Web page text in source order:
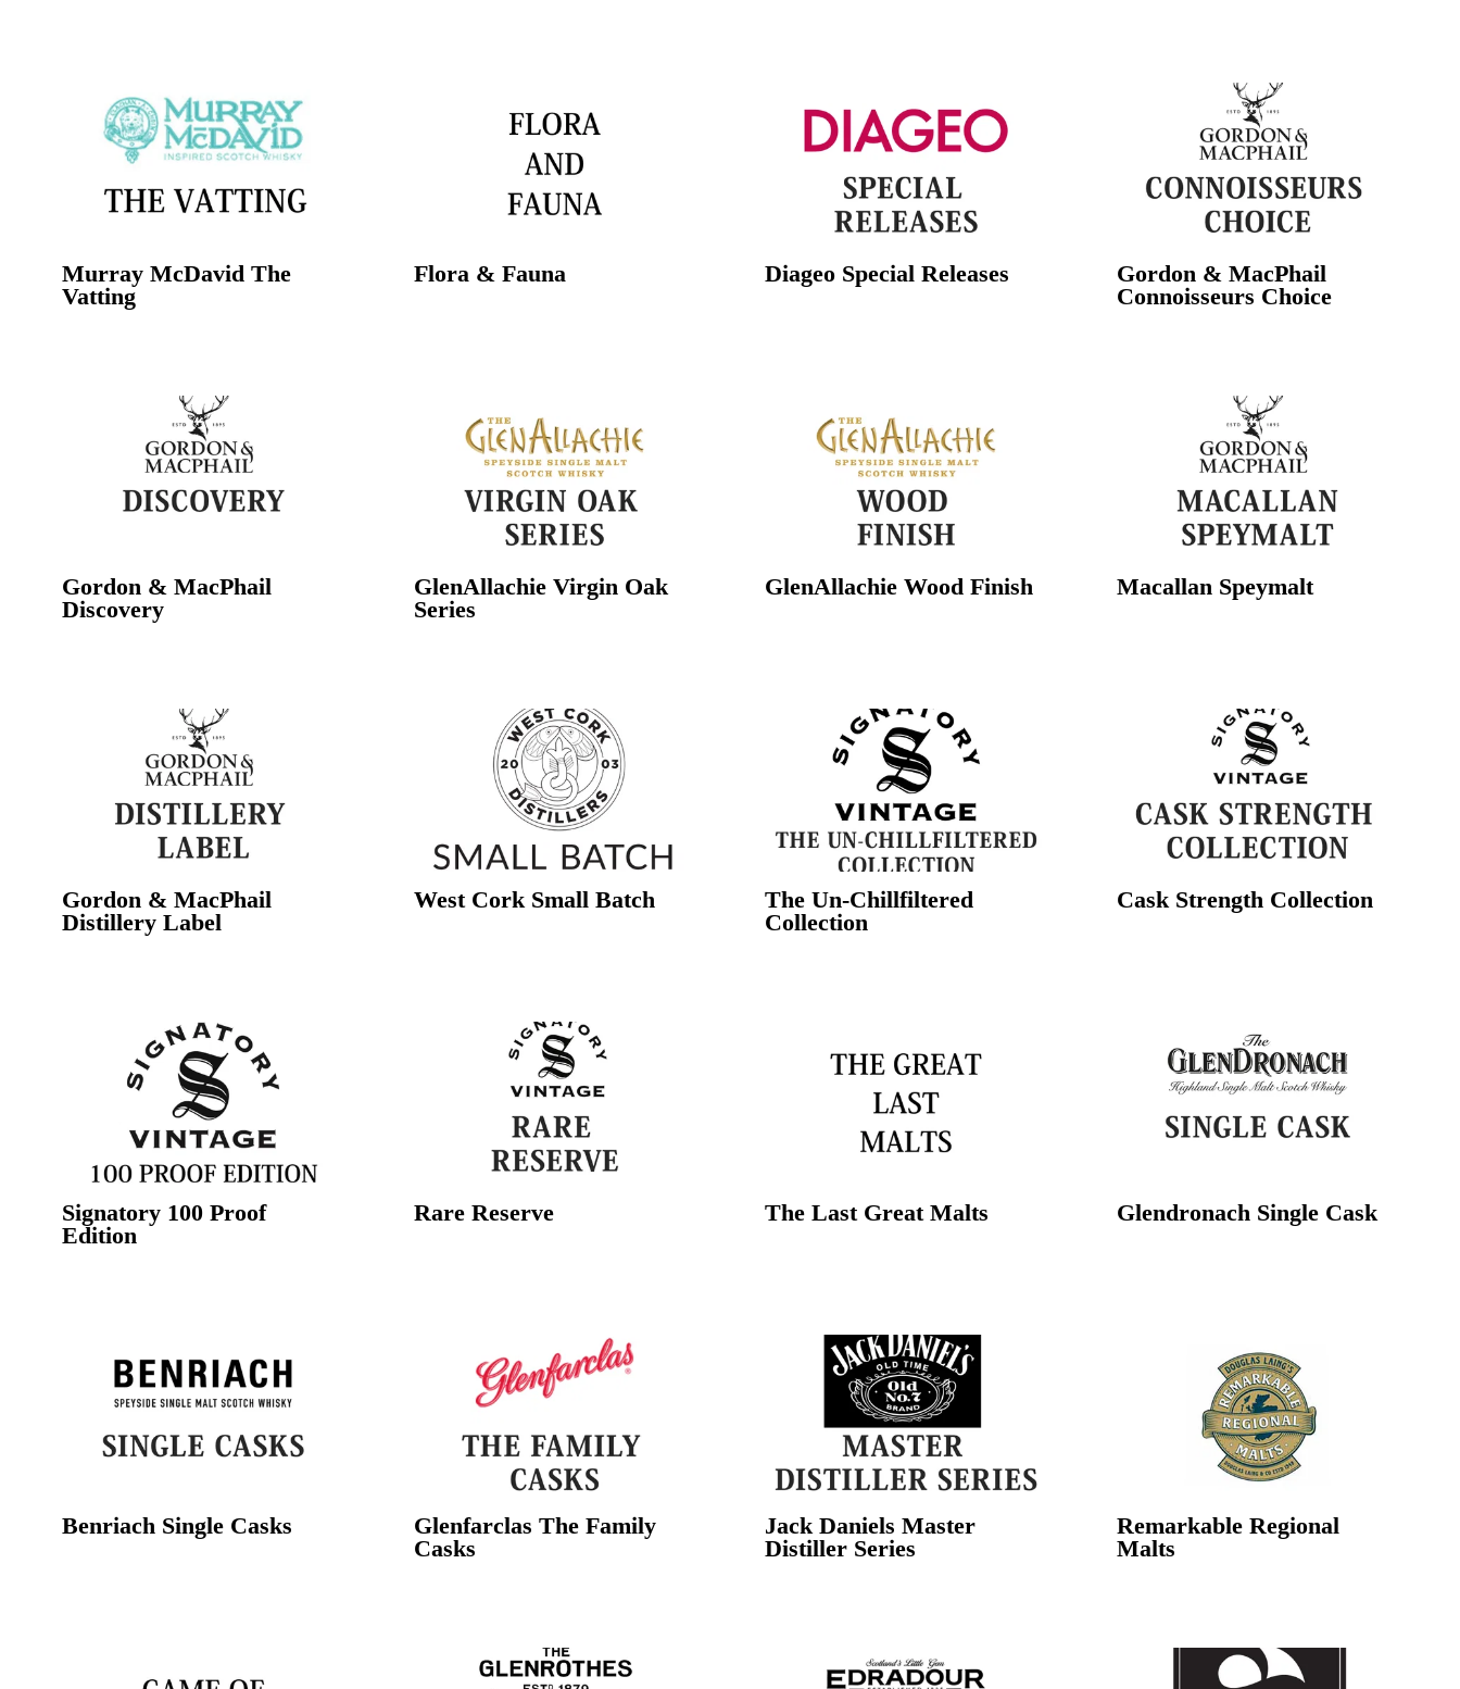
Murray McDavid The
Vatting
Flora & Fauna Diageo Special Releases
Gordon & MacPhail
Connoisseurs Choice
Gordon & MacPhail
Discovery
GlenAllachie Virgin Oak
Series
GlenAllachie Wood Finish Macallan Speymalt
Gordon & MacPhail
Distillery Label
West Cork Small Batch
The Un-Chillfiltered
Collection
Cask Strength Collection
Signatory 100 Proof
Edition
Rare Reserve The Last Great Malts Glendronach Single Cask
Benriach Single Casks
Glenfarclas The Family
Casks
Jack Daniels Master
Distiller Series
Remarkable Regional
Malts